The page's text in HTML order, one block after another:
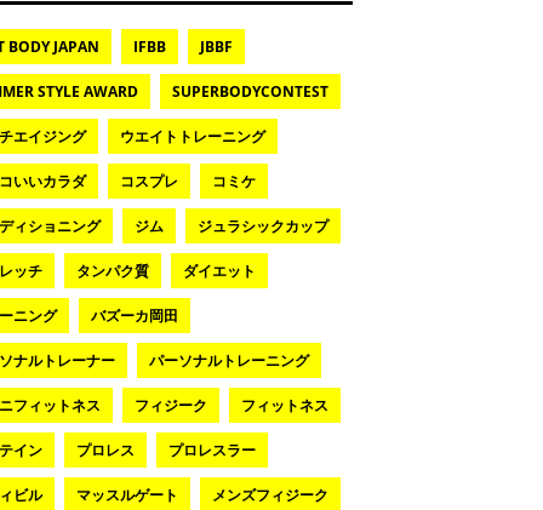
BODY JAPAN IFBB JBBF
STYLE AWARD SUPERBODYCONTEST
エイジング ウエイトトレーニング
いいカラダ コスプレ コミケ
ィショニング ジム ジュラシックカップ
ッチ タンパク質 ダイエット
ニング バズーカ岡田
ナルトレーナー パーソナルトレーニング
フィットネス フィジーク フィットネス
イン プロレス プロレスラー
ビル マッスルゲート メンズフィジーク